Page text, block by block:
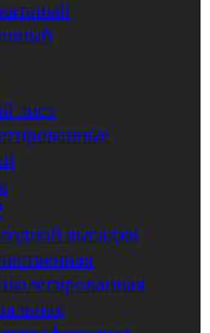
лист
высадки